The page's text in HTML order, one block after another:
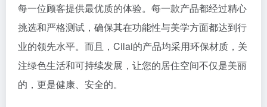
每一位顾客提供最优质的体验。每一款产品都经过精心
挑选和严格测试，确保其在功能性与美学方面都达到行
业的领先水平。而且，Cilai的产品均采用环保材质，关
注绿色生活和可持续发展，让您的居住空间不仅是美丽
的，更是健康、安全的。